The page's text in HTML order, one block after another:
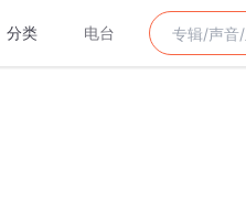
分类 电台